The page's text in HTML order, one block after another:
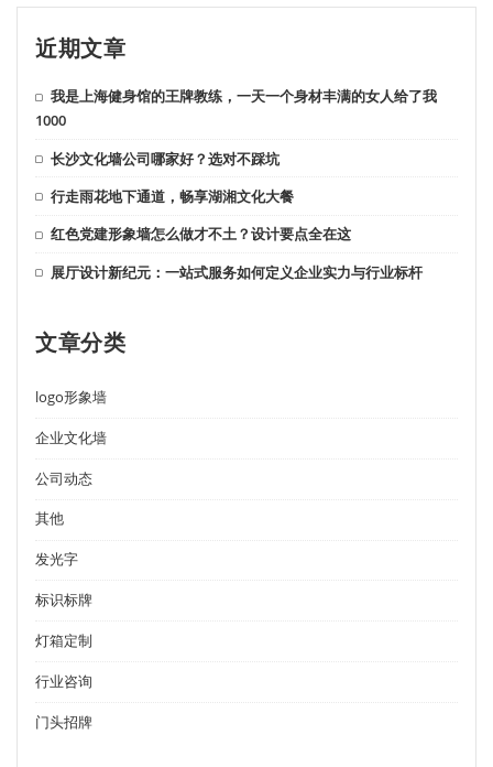
近期文章
我是上海健身馆的王牌教练，一天一个身材丰满的女人给了我
1000
长沙文化墙公司哪家好？选对不踩坑
行走雨花地下通道，畅享湖湘文化大餐
红色党建形象墙怎么做才不土？设计要点全在这
展厅设计新纪元：一站式服务如何定义企业实力与行业标杆
文章分类
logo形象墙
企业文化墙
公司动态
其他
发光字
标识标牌
灯箱定制
行业咨询
门头招牌